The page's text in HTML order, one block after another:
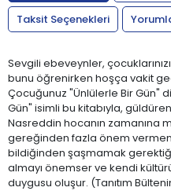
Taksit Seçenekleri
Sevgili ebeveynler,
bunu öğrenirken hoşça vakit
Çocuğunuz "Ünlülerle Bir Gün"
Gün" isimli bu kitabıyla,
Nasreddin hocanın zamanına
gereğinden fazla önem
bildiğinden şaşmamak
almayı önemser ve kendi
duygusu oluşur. (Tanıtım